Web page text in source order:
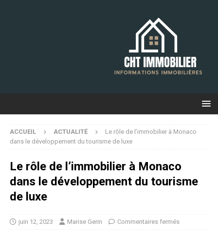
ACCUEIL ACTUALITÉ
Le rôle de l’immobilier à Monaco
dans le développement du tourisme de luxe
Le rôle de l’immobilier à Monaco
dans le développement du tourisme
de luxe
juin 12, 2023 Marise Gerin Commentaires fermés